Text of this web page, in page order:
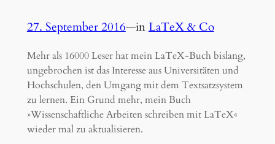
27. September 2016—inLaTeX & Co
Mehr als 16000 Leser hat mein LaTeX-Buch bislang,
ungebrochen ist das Interesse aus Universitäten und
Hochschulen, den Umgang mit dem Textsatzsystem
zu lernen. Ein Grund mehr, mein Buch
»Wissenschaftliche Arbeiten schreiben mit LaTeX«
wieder mal zu aktualisieren.